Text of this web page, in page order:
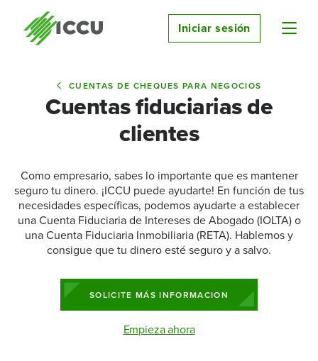
Iniciar sesión
CUENTAS DE CHEQUES PARA NEGOCIOS
Cuentas fiduciarias de
clientes
Como empresario, sabes lo importante que es mantener
seguro tu dinero. ¡ICCU puede ayudarte! En función de tus
necesidades específicas, podemos ayudarte a establecer
una Cuenta Fiduciaria de Intereses de Abogado (IOLTA) o
una Cuenta Fiduciaria Inmobiliaria (RETA). Hablemos y
consigue que tu dinero esté seguro y a salvo.
SOLICITE MÁS INFORMACION
Empieza ahora